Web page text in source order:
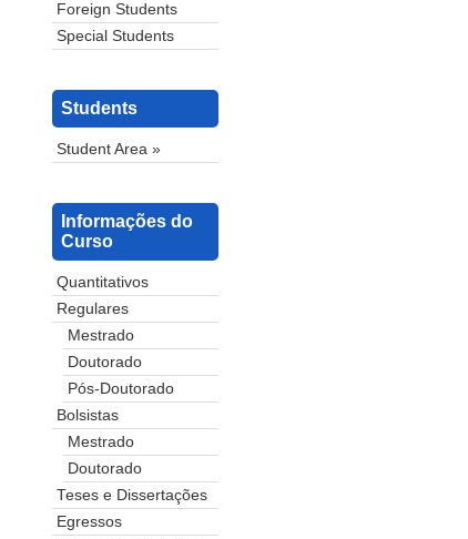
Foreign Students
Special Students
Students
Student Area »
Informações do
Curso
Quantitativos
Regulares
Mestrado
Doutorado
Pós-Doutorado
Bolsistas
Mestrado
Doutorado
Teses e Dissertações
Egressos